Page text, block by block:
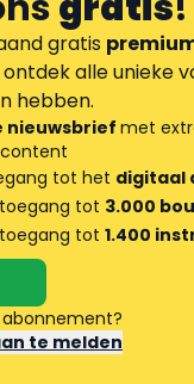
gratis
alle unieke
hebben.
nieuwsbriefmet
tot het digitaal
tot 3.000
tot 1.400
te melden